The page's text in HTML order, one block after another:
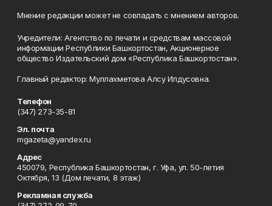
Мнение редакции может не совпадать с мнением авторов.
Учредители: Агентство по печати и средствам массовой
информации Республики Башкортостан, Акционерное
общество Издательский дом «Республика Башкортостан».
Главный редактор: Муллахметова Алсу Илдусовна.
Телефон
(347) 273-35-81
Эл. почта
mgazeta@yandex.ru
Адрес
450079, Республика Башкортостан, г. Уфа, ул. 50-летия
Октября, 13 (Дом печати, 8 этаж)
Рекламная служба